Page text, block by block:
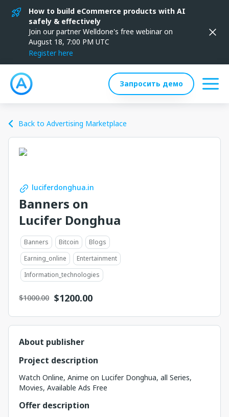
How to build eCommerce products with AI
safely & effectively
Join our partner Welldone's free webinar on
August 18, 7:00 PM UTC
Register here
Запросить демо
Back to Advertising Marketplace
luciferdonghua.in
Banners on
Lucifer Donghua
Banners Bitcoin
Blogs
Earning_online
Entertainment
Information_technologies
$1000.00 $1200.00
About publisher
Project description
Watch Online, Anime on Lucifer Donghua, all Series,
Movies, Available Ads Free
Offer description